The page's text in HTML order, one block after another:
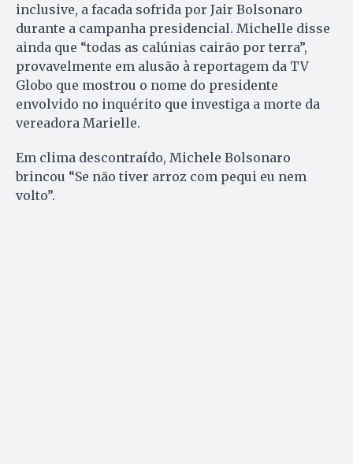
inclusive, a facada sofrida por Jair Bolsonaro
durante a campanha presidencial. Michelle disse
ainda que “todas as calúnias cairão por terra”,
provavelmente em alusão à reportagem da TV
Globo que mostrou o nome do presidente
envolvido no inquérito que investiga a morte da
vereadora Marielle.
Em clima descontraído, Michele Bolsonaro
brincou “Se não tiver arroz com pequi eu nem
volto”.